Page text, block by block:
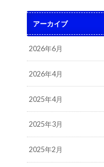
アーカイブ
2026年6月
2026年4月
2025年4月
2025年3月
2025年2月